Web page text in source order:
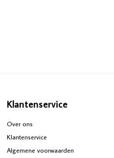
Klantenservice
Over ons
Klantenservice
Algemene voorwaarden